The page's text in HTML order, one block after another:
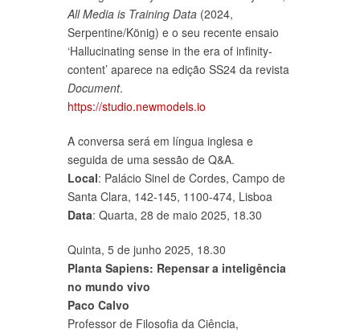
All Media is Training Data (2024,
Serpentine/König) e o seu recente ensaio
‘Hallucinating sense in the era of infinity-
content’ aparece na edição SS24 da revista
Document.
https://studio.newmodels.io
A conversa será em língua inglesa e
seguida de uma sessão de Q&A.
Local: Palácio Sinel de Cordes, Campo de
Santa Clara, 142-145, 1100-474, Lisboa
Data: Quarta, 28 de maio 2025, 18.30
Quinta, 5 de junho 2025, 18.30
Planta Sapiens: Repensar a inteligência
no mundo vivo
Paco Calvo
Professor de Filosofia da Ciência,